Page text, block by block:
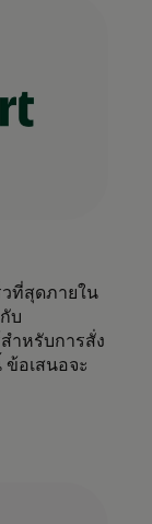
ที่สุดภายใน
บ
ำหรับการสั่ง
อเสนอจะ